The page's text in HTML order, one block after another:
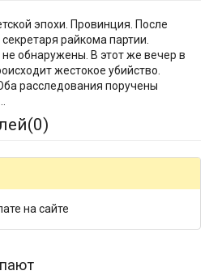
эпохи. Провинция. После
райкома партии.
обнаружены. В этот же вечер в
жестокое убийство.
расследования поручены
0)
на сайте